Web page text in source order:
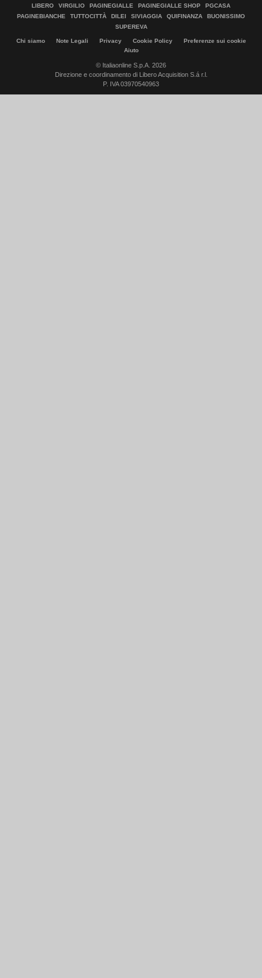
LIBERO VIRGILIO PAGINEGIALLE PAGINEGIALLE SHOP
PGCASA
PAGINEBIANCHE
TUTTOCITTÀ DILEI SIVIAGGIA QUIFINANZA
BUONISSIMO
SUPEREVA
Chi siamo Note Legali Privacy Cookie Policy
Preferenze sui cookie
Aiuto
© Italiaonline S.p.A. 2026
Direzione e coordinamento di Libero Acquisition S.á r.l.
P. IVA 03970540963